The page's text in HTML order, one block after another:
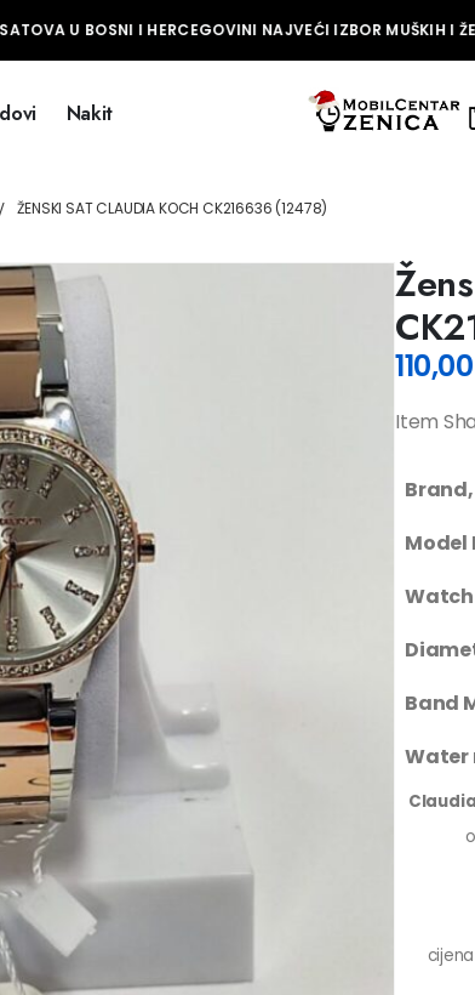
U BOSNI I HERCEGOVINI NAJVEĆI IZBOR MUŠKIH I
Nakit
ŽENSKI SAT CLAUDIA KOCH CK216636 (12478)
110,00
Item
Model
Band
Water